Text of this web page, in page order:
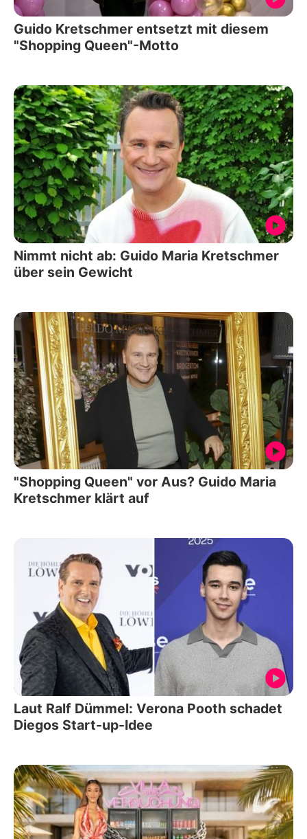
Guido Kretschmer entsetzt mit diesem
"Shopping Queen"-Motto
Nimmt nicht ab: Guido Maria Kretschmer
über sein Gewicht
"Shopping Queen" vor Aus? Guido Maria
Kretschmer klärt auf
Laut Ralf Dümmel: Verona Pooth schadet
Diegos Start-up-Idee